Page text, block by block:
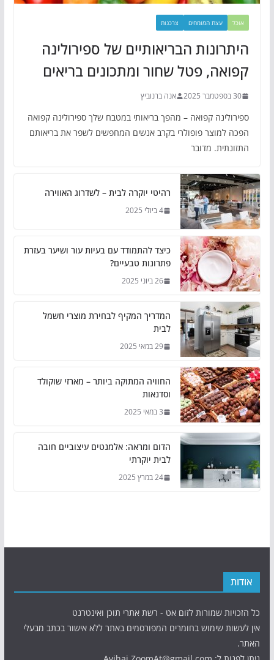
אוכל עצת המומחים צרכנות
היתרונות הבריאותיים של ספירולינה
קפואה, פטל שחור ומתכונים בריאים
30 בספטמבר 2025 אנה ברנוביץ
ספירולינה קפואה – מהפך בריאותי במטבח שלך ספירולינה קפואה
הפכה למוצר פופולרי בקרב אנשים המחפשים לשפר את בריאותם
התזונתית. מדובר
רהיטי יוקרה לבית – לשדרוג האווירה
4 ביולי 2025
כיצד להתמודד עם בעיות עור ושיער בעזרת
פתרונות טבעיים?
26 ביוני 2025
המדריך המקיף לבחירת מוצרי חשמל
לבית
29 במאי 2025
החוויה המתוקה ביותר – מארזי שוקולד
וסדנאות
3 במאי 2025
הדום ומראה: אלמנטים עיצוביים חובה
לבית יוקרתי
24 במרץ 2025
אודות
כל הזכויות שמורות לזום אט - רשת אתרי תוכן ואינטרנט
אין לעשות שימוש בחומרים המפורסמים באתר ללא אישור בכתב מבעלי
האתר.